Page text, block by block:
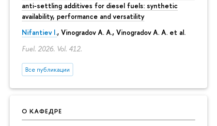
anti-settling additives for diesel fuels: synthetic
availability, performance and versatility
Nifantiev I., Vinogradov A. A., Vinogradov A. A. et al.
Fuel. 2026. Vol. 412.
Все публикации
О КАФЕДРЕ